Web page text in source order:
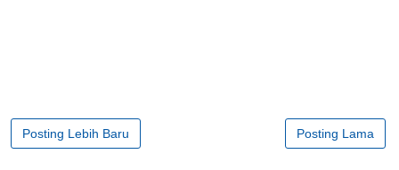
Posting Lebih Baru Posting Lama